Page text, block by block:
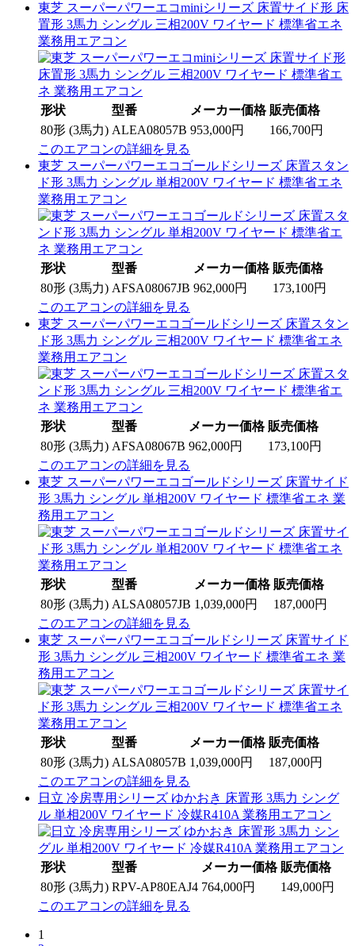
東芝 スーパーパワーエコminiシリーズ 床置サイド形 床
置形 3馬力 シングル 三相200V ワイヤード 標準省エネ
業務用エアコン
形状 型番 メーカー価格 販売価格
80形 (3馬力) ALEA08057B 953,000円
166,700円
このエアコンの詳細を見る
東芝 スーパーパワーエコゴールドシリーズ 床置スタン
ド形 3馬力 シングル 単相200V ワイヤード 標準省エネ
業務用エアコン
形状 型番 メーカー価格 販売価格
80形 (3馬力) AFSA08067JB 962,000円
173,100円
このエアコンの詳細を見る
東芝 スーパーパワーエコゴールドシリーズ 床置スタン
ド形 3馬力 シングル 三相200V ワイヤード 標準省エネ
業務用エアコン
形状 型番 メーカー価格 販売価格
80形 (3馬力) AFSA08067B 962,000円
173,100円
このエアコンの詳細を見る
東芝 スーパーパワーエコゴールドシリーズ 床置サイド
形 3馬力 シングル 単相200V ワイヤード 標準省エネ 業
務用エアコン
形状 型番 メーカー価格 販売価格
80形 (3馬力) ALSA08057JB 1,039,000円
187,000円
このエアコンの詳細を見る
東芝 スーパーパワーエコゴールドシリーズ 床置サイド
形 3馬力 シングル 三相200V ワイヤード 標準省エネ 業
務用エアコン
形状 型番 メーカー価格 販売価格
80形 (3馬力) ALSA08057B 1,039,000円
187,000円
このエアコンの詳細を見る
日立 冷房専用シリーズ ゆかおき 床置形 3馬力 シング
ル 単相200V ワイヤード 冷媒R410A 業務用エアコン
形状 型番 メーカー価格 販売価格
80形 (3馬力) RPV-AP80EAJ4 764,000円
149,000円
このエアコンの詳細を見る
1